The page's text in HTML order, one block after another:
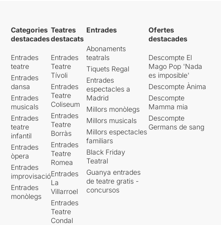
Categories
destacades
Entrades
teatre
Entrades
dansa
Entrades
musicals
Entrades
teatre
infantil
Entrades
òpera
Entrades
improvisació
Entrades
monòlegs
Teatres
destacats
Entrades
Teatre
Tívoli
Entrades
Teatre
Coliseum
Entrades
Teatre
Borràs
Entrades
Teatre
Romea
Entrades
La
Villarroel
Entrades
Teatre
Condal
Entrades
Abonaments
teatrals
Tiquets Regal
Entrades
espectacles a
Madrid
Millors monòlegs
Millors musicals
Millors espectacles
familiars
Black Friday
Teatral
Guanya entrades
de teatre gratis -
concursos
Ofertes
destacades
Descompte El
Mago Pop 'Nada
es imposible'
Descompte Ànima
Descompte
Mamma mia
Descompte
Germans de sang